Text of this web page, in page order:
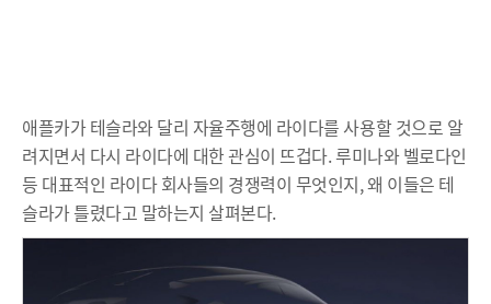
애플카가 테슬라와 달리 자율주행에 라이다를 사용할 것으로 알
려지면서 다시 라이다에 대한 관심이 뜨겁다. 루미나와 벨로다인
등 대표적인 라이다 회사들의 경쟁력이 무엇인지, 왜 이들은 테
슬라가 틀렸다고 말하는지 살펴본다.